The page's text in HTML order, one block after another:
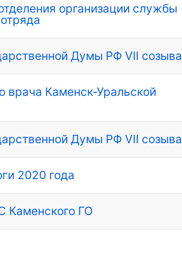
организации службы
Думы РФ VII созыва
врача Каменск-Уральской
Думы РФ VII созыва
2020 года
Каменского ГО